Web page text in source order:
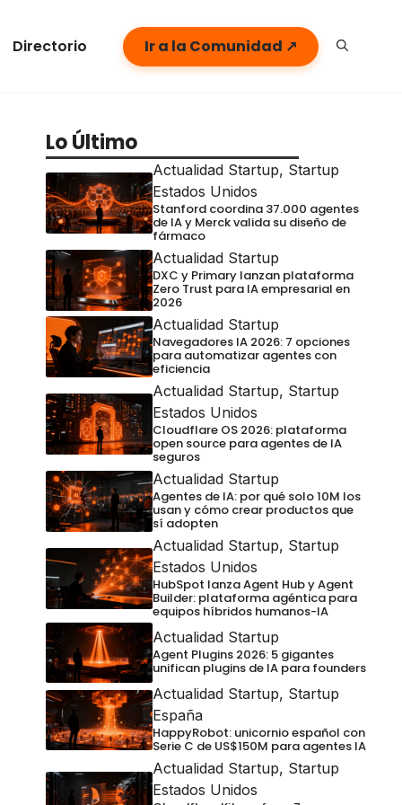
Directorio Ir a la Comunidad ↗
Lo Último
Actualidad Startup, Startup
Estados Unidos
Stanford coordina 37.000 agentes
de IA y Merck valida su diseño de
fármaco
Actualidad Startup
DXC y Primary lanzan plataforma
Zero Trust para IA empresarial en
2026
Actualidad Startup
Navegadores IA 2026: 7 opciones
para automatizar agentes con
eficiencia
Actualidad Startup, Startup
Estados Unidos
Cloudflare OS 2026: plataforma
open source para agentes de IA
seguros
Actualidad Startup
Agentes de IA: por qué solo 10M los
usan y cómo crear productos que
sí adopten
Actualidad Startup, Startup
Estados Unidos
HubSpot lanza Agent Hub y Agent
Builder: plataforma agéntica para
equipos híbridos humanos-IA
Actualidad Startup
Agent Plugins 2026: 5 gigantes
unifican plugins de IA para founders
Actualidad Startup, Startup
España
HappyRobot: unicornio español con
Serie C de US$150M para agentes IA
Actualidad Startup, Startup
Estados Unidos